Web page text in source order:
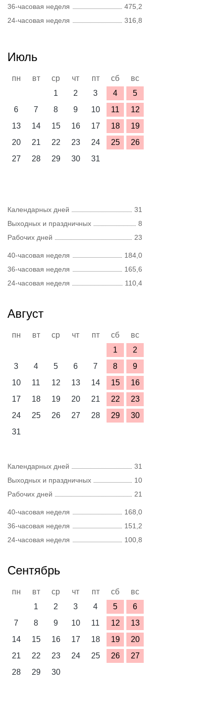
36-часовая неделя
475,2
24-часовая неделя
316,8
Июль
пн вт ср чт пт сб
вс
1
2 3 4
5
6
7 8 9 10 11
12
13
14 15 16 17 18
19
20
21 22 23 24 25
26
27
28 29 30 31
Календарных дней
31
Выходных и праздничных
8
Рабочих дней
23
40-часовая неделя
184,0
36-часовая неделя
165,6
24-часовая неделя
110,4
Август
пн вт ср чт пт сб
вс
1
2
3
4 5 6 7 8
9
10
11 12 13 14 15
16
17
18 19 20 21 22
23
24
25 26 27 28 29
30
31
Календарных дней
31
Выходных и праздничных
10
Рабочих дней
21
40-часовая неделя
168,0
36-часовая неделя
151,2
24-часовая неделя
100,8
Сентябрь
пн вт ср чт пт сб
вс
1
2 3 4 5
6
7
8 9 10 11 12
13
14
15 16 17 18 19
20
21
22 23 24 25 26
27
28
29 30